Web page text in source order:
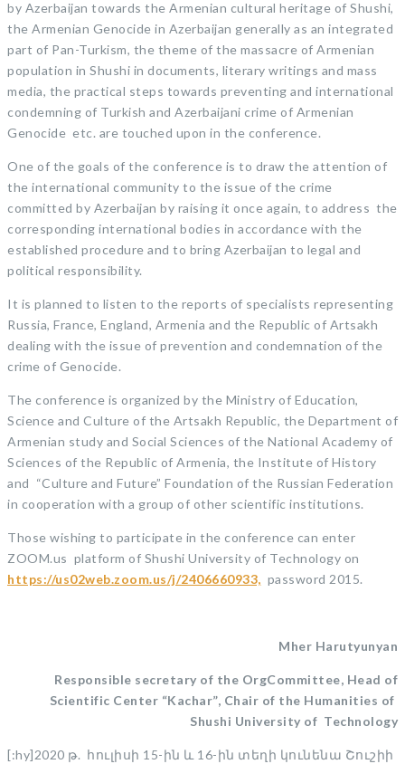
by Azerbaijan towards the Armenian cultural heritage of Shushi,
the Armenian Genocide in Azerbaijan generally as an integrated
part of Pan-Turkism, the theme of the massacre of Armenian
population in Shushi in documents, literary writings and mass
media, the practical steps towards preventing and international
condemning of Turkish and Azerbaijani crime of Armenian
Genocide etc. are touched upon in the conference.
One of the goals of the conference is to draw the attention of
the international community to the issue of the crime
committed by Azerbaijan by raising it once again, to address the
corresponding international bodies in accordance with the
established procedure and to bring Azerbaijan to legal and
political responsibility.
It is planned to listen to the reports of specialists representing
Russia, France, England, Armenia and the Republic of Artsakh
dealing with the issue of prevention and condemnation of the
crime of Genocide.
The conference is organized by the Ministry of Education,
Science and Culture of the Artsakh Republic, the Department of
Armenian study and Social Sciences of the National Academy of
Sciences of the Republic of Armenia, the Institute of History
and “Culture and Future” Foundation of the Russian Federation
in cooperation with a group of other scientific institutions.
Those wishing to participate in the conference can enter
ZOOM.us platform of Shushi University of Technology on
https://us02web.zoom.us/j/2406660933, password 2015.
Mher Harutyunyan
Responsible secretary of the OrgCommittee, Head of
Scientific Center “Kachar”, Chair of the Humanities of
Shushi University of Technology
[:hy]2020 թ. հուլիսի 15-ին և 16-ին տեղի կունենա Շուշիի